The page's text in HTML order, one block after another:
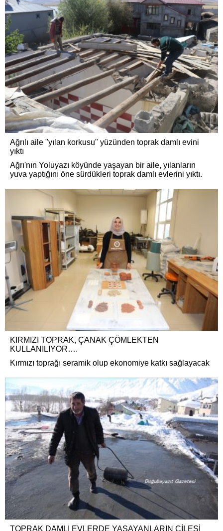
Ağrılı aile "yılan korkusu" yüzünden toprak damlı evini
yıktı
Ağrı'nın Yoluyazı köyünde yaşayan bir aile, yılanların
yuva yaptığını öne sürdükleri toprak damlı evlerini yıktı.
KIRMIZI TOPRAK, ÇANAK ÇÖMLEKTEN
KULLANILIYOR….
Kırmızı toprağı seramik olup ekonomiye katkı sağlayacak
TOPRAK DAMLI EVLERDE YAŞAYANLARIN ÇİLESİ